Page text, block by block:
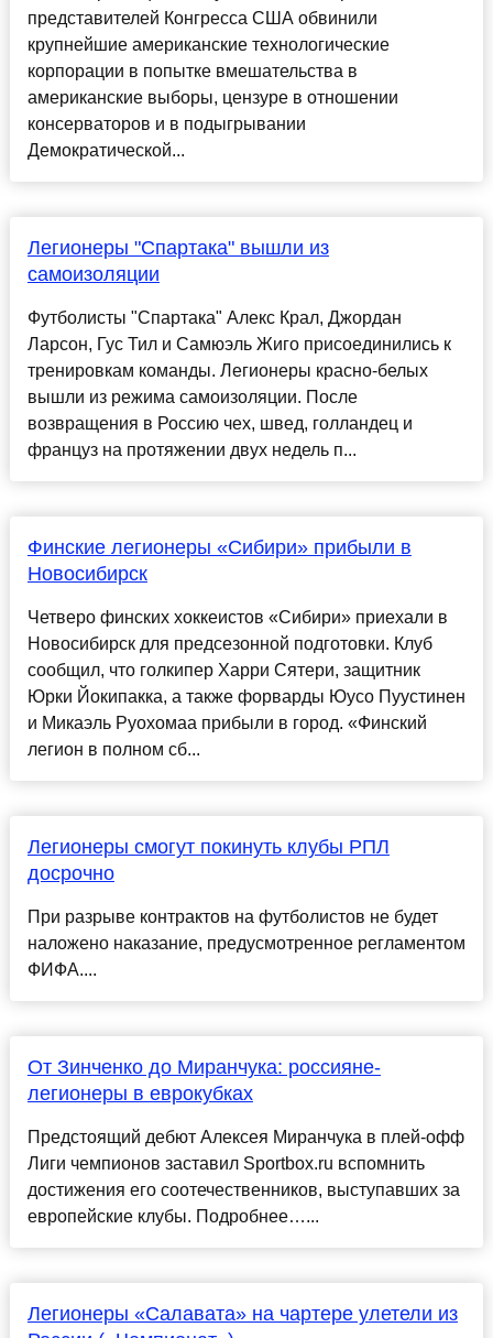
представителей Конгресса США обвинили
крупнейшие американские технологические
корпорации в попытке вмешательства в
американские выборы, цензуре в отношении
консерваторов и в подыгрывании
Демократической...
Легионеры "Спартака" вышли из
самоизоляции
Футболисты "Спартака" Алекс Крал, Джордан
Ларсон, Гус Тил и Самюэль Жиго присоединились к
тренировкам команды. Легионеры красно-белых
вышли из режима самоизоляции. После
возвращения в Россию чех, швед, голландец и
француз на протяжении двух недель п...
Финские легионеры «Сибири» прибыли в
Новосибирск
Четверо финских хоккеистов «Сибири» приехали в
Новосибирск для предсезонной подготовки. Клуб
сообщил, что голкипер Харри Сятери, защитник
Юрки Йокипакка, а также форварды Юусо Пуустинен
и Микаэль Руохомаа прибыли в город. «Финский
легион в полном сб...
Легионеры смогут покинуть клубы РПЛ
досрочно
При разрыве контрактов на футболистов не будет
наложено наказание, предусмотренное регламентом
ФИФА....
От Зинченко до Миранчука: россияне-
легионеры в еврокубках
Предстоящий дебют Алексея Миранчука в плей-офф
Лиги чемпионов заставил Sportbox.ru вспомнить
достижения его соотечественников, выступавших за
европейские клубы. Подробнее…...
Легионеры «Салавата» на чартере улетели из